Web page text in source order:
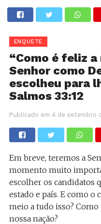
ENQUETE
“Como é feliz
Senhor como
escolheu para
Salmos 33:12
Publicado em 4 de setembro
Em breve, teremos a
momento muito
escolher os candidatos
estado e país. E como o
meio a tudo isso?
nossa nação?